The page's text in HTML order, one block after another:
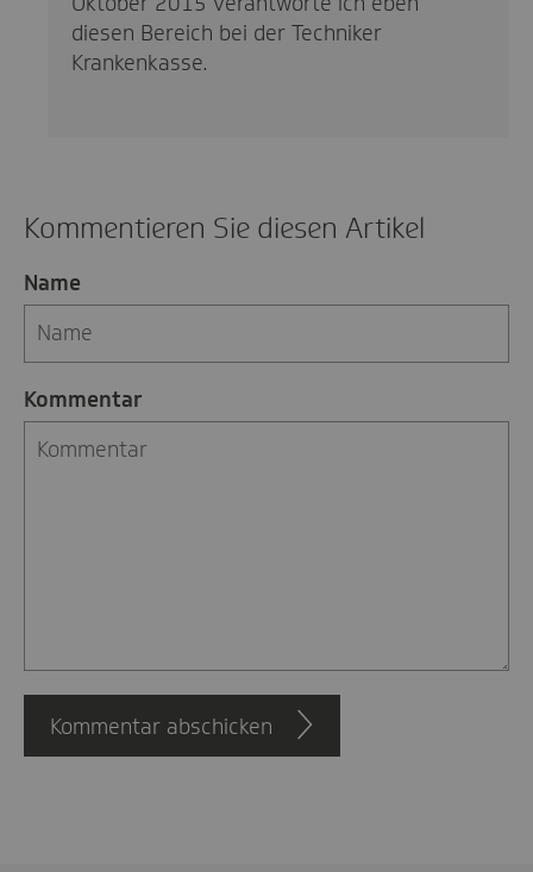
diesen Bereich bei der Techniker
Krankenkasse.
Kommentieren Sie diesen Artikel
Name
Kommentar
Kommentar abschicken